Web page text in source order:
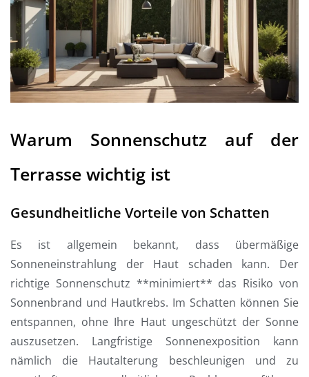
Warum Sonnenschutz auf der
Terrasse wichtig ist
Gesundheitliche Vorteile von Schatten
Es ist allgemein bekannt, dass übermäßige
Sonneneinstrahlung der Haut schaden kann. Der
richtige Sonnenschutz **minimiert** das Risiko von
Sonnenbrand und Hautkrebs. Im Schatten können Sie
entspannen, ohne Ihre Haut ungeschützt der Sonne
auszusetzen. Langfristige Sonnenexposition kann
nämlich die Hautalterung beschleunigen und zu